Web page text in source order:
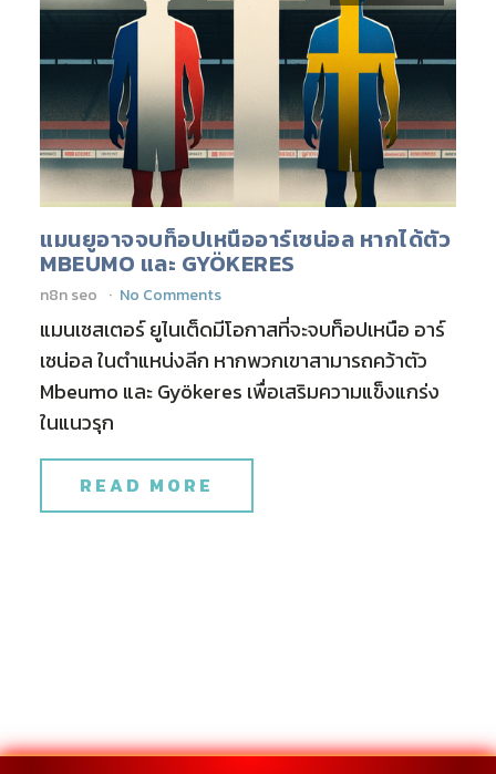
แมนยูอาจจบท็อปเหนืออาร์เซน่อล หากได้ตัว
MBEUMO และ GYÖKERES
n8n seo No Comments
แมนเชสเตอร์ ยูไนเต็ดมีโอกาสที่จะจบท็อปเหนือ อาร์
เซน่อล ในตำแหน่งลีก หากพวกเขาสามารถคว้าตัว
Mbeumo และ Gyökeres เพื่อเสริมความแข็งแกร่ง
ในแนวรุก
READ MORE